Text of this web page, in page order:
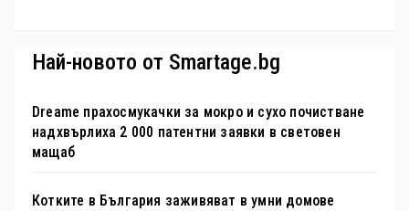
Най-новото от Smartage.bg
Dreame прахосмукачки за мокро и сухо почистване
надхвърлиха 2 000 патентни заявки в световен
мащаб
Котките в България заживяват в умни домове